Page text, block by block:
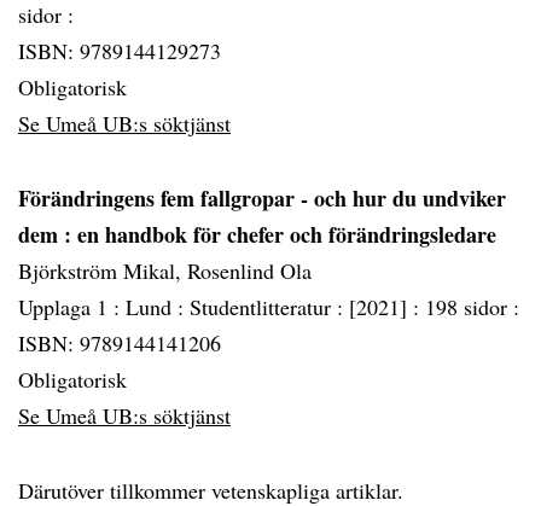
sidor :
ISBN: 9789144129273
Obligatorisk
Se Umeå UB:s söktjänst
Förändringens fem fallgropar - och hur du undviker
dem : en handbok för chefer och förändringsledare
Björkström Mikal, Rosenlind Ola
Upplaga 1 : Lund : Studentlitteratur : [2021] : 198 sidor :
ISBN: 9789144141206
Obligatorisk
Se Umeå UB:s söktjänst
Därutöver tillkommer vetenskapliga artiklar.